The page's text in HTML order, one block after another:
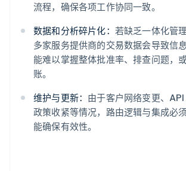
流程，确保各项工作协同一致。
数据和分析碎片化： 若缺乏一体化管
多家服务提供商的交易数据会导致信
能难以掌握整体批准率、排查问题，
账。
维护与更新： 由于客户网络变更、
政策收紧等情况，路由逻辑与集成必
能确保有效性。